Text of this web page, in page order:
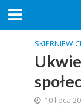
10 lipca